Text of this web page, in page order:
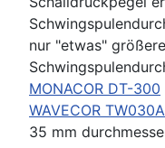
nur "etwas"
MONACOR DT-300
WAVECOR
35 mm